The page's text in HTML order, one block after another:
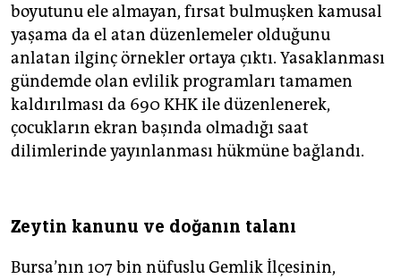
boyutunu ele almayan, fırsat bulmuşken kamusal
yaşama da el atan düzenlemeler olduğunu
anlatan ilginç örnekler ortaya çıktı. Yasaklanması
gündemde olan evlilik programları tamamen
kaldırılması da 690 KHK ile düzenlenerek,
çocukların ekran başında olmadığı saat
dilimlerinde yayınlanması hükmüne bağlandı.
Zeytin kanunu ve doğanın talanı
Bursa’nın 107 bin nüfuslu Gemlik İlçesinin,